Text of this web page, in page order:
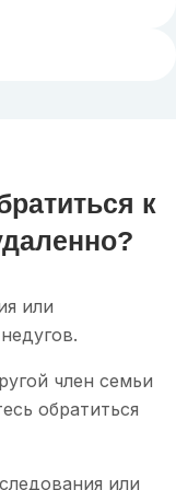
к
или
член семьи
обратиться
или